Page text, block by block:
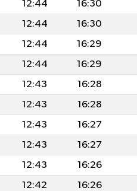
12:44 16:30
12:44 16:30
12:44 16:29
12:44 16:29
12:43 16:28
12:43 16:28
12:43 16:27
12:43 16:27
12:43 16:26
12:42 16:26